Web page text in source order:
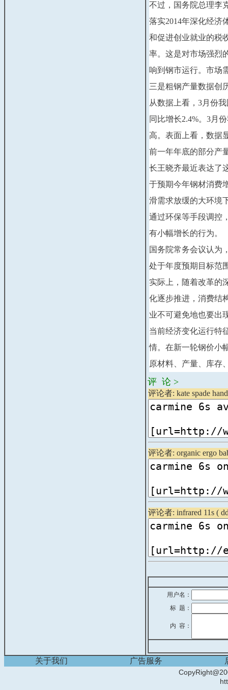
不过，国务院总理李
落实2014年深化经济
和促进创业就业的税
率。这是对市场强烈
响到钢市运行。市场
三是粗钢产量数据创
从数据上看，3月份
同比增长2.4%。3月
高。表面上看，数据
前一年年底的部分产
长王晓齐最近表达了
于预期今年钢材消费
滑需求放缓的大环境
通过环保等手段调控
有小幅增长的行为。
国务院常务会议认为
处于年度预期目标范
实际上，随着改革的
化逐步推进，消费结
业不可避免地也要出
当前经济变化运行特
情。在新一轮钢价小
原材料、产量、库存
评 论 >
评论者: kate spade
评论者: organic ergo
评论者: infrared 11s (
用户名：
标 题：
内 容：
关于我们 广告服务